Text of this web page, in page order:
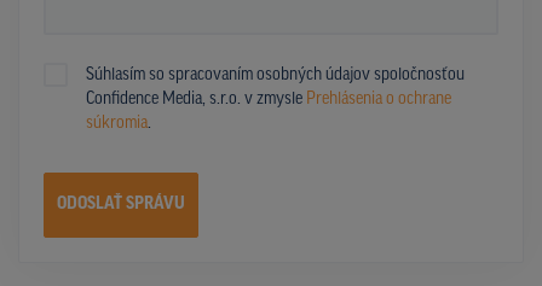
Súhlasím so spracovaním osobných údajov spoločnosťou
Confidence Media, s.r.o. v zmysle Prehlásenia o ochrane
súkromia.
ODOSLAŤ SPRÁVU